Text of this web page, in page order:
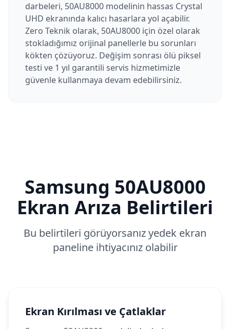
darbeleri, 50AU8000 modelinin hassas Crystal
UHD ekranında kalıcı hasarlara yol açabilir.
Zero Teknik olarak, 50AU8000 için özel olarak
stokladığımız orijinal panellerle bu sorunları
kökten çözüyoruz. Değişim sonrası ölü piksel
testi ve 1 yıl garantili servis hizmetimizle
güvenle kullanmaya devam edebilirsiniz.
Samsung 50AU8000
Ekran Arıza Belirtileri
Bu belirtileri görüyorsanız yedek ekran
paneline ihtiyacınız olabilir
Ekran Kırılması ve Çatlaklar